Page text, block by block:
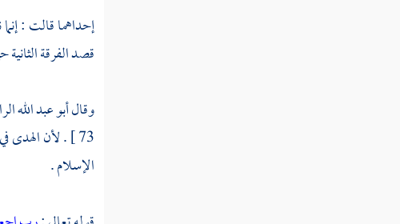
إحداهما قالت :
قصد الفرقة
وقالأبو عبد الله
73 ] . لأن الهدى في البقرة المراد به تحويل القبلة ، وفي آل عمران المراد به الدين لتقدم قوله
الإسلام .